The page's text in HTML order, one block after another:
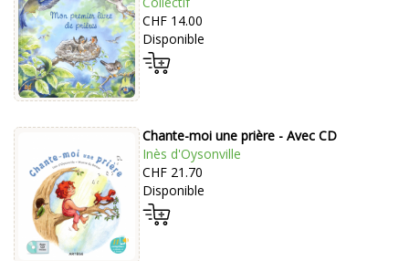
CHF 14.00
Disponible
Chante-moi une prière - Avec CD
Inès d'Oysonville
CHF 21.70
Disponible